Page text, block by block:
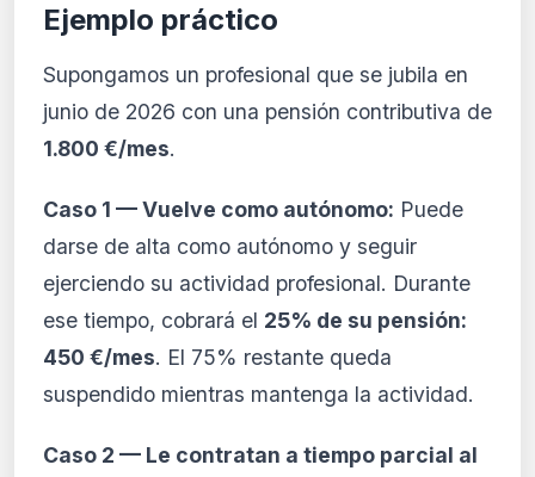
Ejemplo práctico
Supongamos un profesional que se jubila en
junio de 2026 con una pensión contributiva de
1.800 €/mes.
Caso 1 — Vuelve como autónomo: Puede
darse de alta como autónomo y seguir
ejerciendo su actividad profesional. Durante
ese tiempo, cobrará el 25% de su pensión:
450 €/mes. El 75% restante queda
suspendido mientras mantenga la actividad.
Caso 2 — Le contratan a tiempo parcial al